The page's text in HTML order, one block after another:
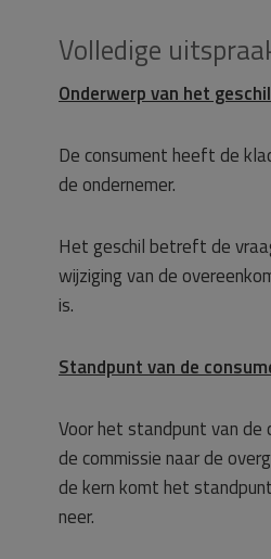
Volledige
Onderwerp van het geschil
De consument heeft de
de ondernemer.
Het geschil betreft de
wijziging van de
is.
Standpunt van de
Voor het standpunt van de
de commissie naar de
de kern komt het
neer.